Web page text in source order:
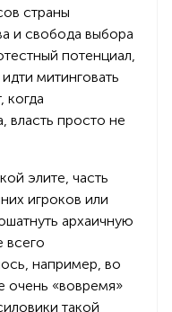
страны
и свобода выбора
потенциал,
митинговать
когда
власть просто не
элите, часть
игроков или
архаичную
всего
например, во
очень «вовремя»
такой